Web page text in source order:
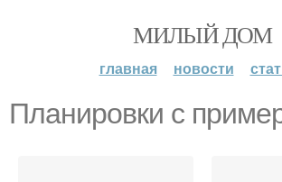
МИЛЫЙ ДОМ
главная новости
Планировки с